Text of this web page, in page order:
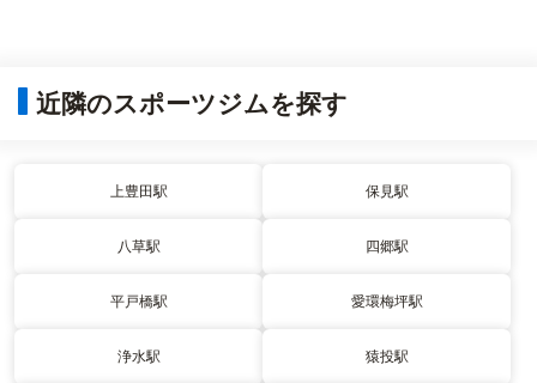
近隣のスポーツジムを探す
上豊田駅 保見駅
八草駅 四郷駅
平戸橋駅 愛環梅坪駅
浄水駅 猿投駅